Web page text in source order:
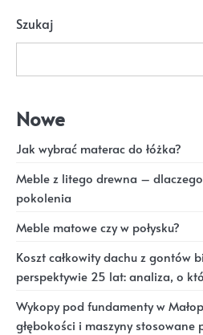
Szukaj
Nowe
Jak wybrać materac do łóżka?
Meble z litego drewna –
pokolenia
Meble matowe czy w połysku?
Koszt całkowity dachu z gontów
perspektywie 25 lat: analiza, o
Wykopy pod fundamenty w
głębokości i maszyny stosowane